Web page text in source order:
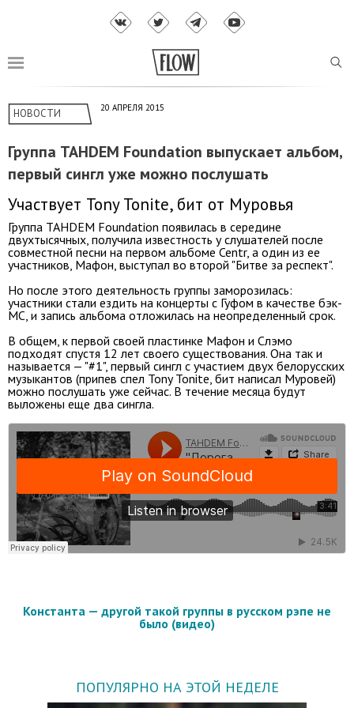
НОВОСТИ 20 АПРЕЛЯ 2015
Группа ТАНDЕМ Foundation выпускает альбом,
первый сингл уже можно послушать
Участвует Tony Tonite, бит от Муровья
Группа ТАНDЕМ Foundation появилась в середине
двухтысячных, получила известность у слушателей после
совместной песни на первом альбоме Centr, а один из ее
участников, Мафон, выступал во второй "Битве за респект".
Но после этого деятельность группы заморозилась:
участники стали ездить на концерты с Гуфом в качестве бэк-
МС, и запись альбома отложилась на неопределенный срок.
В общем, к первой своей пластинке Мафон и Слэмо
подходят спустя 12 лет своего существования. Она так и
называется — "#1", первый сингл с участием двух белорусских
музыкантов (припев спел Tony Tonite, бит написал Муровей)
можно послушать уже сейчас. В течение месяца будут
выложены еще два сингла.
Константа — другой такой группы в русском рэпе не
было (видео)
ПОПУЛЯРНО НА ЭТОЙ НЕДЕЛЕ